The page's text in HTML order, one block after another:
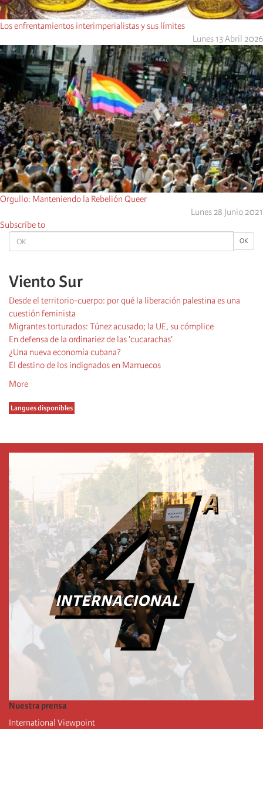
OK OK
Viento Sur
Desde el territorio-cuerpo: por qué la liberación palestina es una
cuestión feminista
Migrantes torturados: Túnez acusado; la UE, su cómplice
En defensa de la ordinariez de las 'cucarachas'
¿Una nueva economía cubana?
El destino de los indignados en Marruecos
More
Langues disponibles
Los enfrentamientos interimperialistas y sus límites
Lunes 13 Abril 2026
Orgullo: Manteniendo la Rebelión Queer
Lunes 28 Junio 2021
Subscribe to
Nuestra prensa
International Viewpoint